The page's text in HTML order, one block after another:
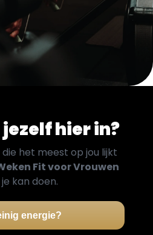
hier in?
het meest op jou lijkt
Fit voor Vrouwen
kan doen.
energie?